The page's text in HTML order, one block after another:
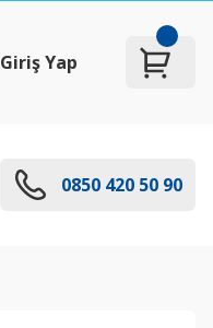
Giriş Yap
0850 420 50 90